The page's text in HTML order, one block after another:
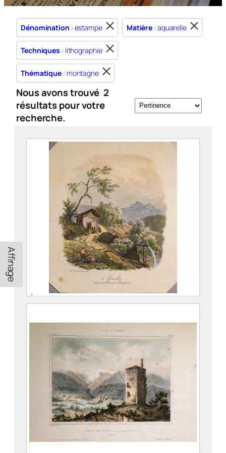
Dénomination : estampe Matière : aquarelle
Techniques : lithographie
Thématique : montagne
Nous avons trouvé 2
résultats pour votre
recherche.
Affinage
À Goncelin. environs d’Allevard
VAN DER BURCH, Hendrick (1627 – 1665)
976.1.2